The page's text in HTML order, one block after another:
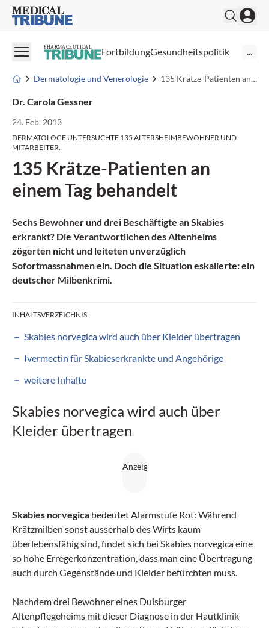
Medical Tribune
PHARMACEUTICAL FortbildungGesundheitspolitik ...
Dermatologie und Venerologie 135 Krätze-Patienten an einem Tag behandelt
Dr. Carola Gessner
24. Feb. 2013
DERMATOLOGE UNTERSUCHTE 135 ALTERSHEIMBEWOHNER UND -
MITARBEITER.
135 Krätze-Patienten an
einem Tag behandelt
Sechs Bewohner und drei Beschäftigte an Skabies
erkrankt? Die Verantwortlichen des Altenheims
zögerten nicht und leiteten unverzüglich
Sofortmassnahmen ein. Doch die Situation eskalierte: ein
deutscher Milbenkrimi.
INHALTSVERZEICHNIS
Skabies norvegica wird auch über Kleider übertragen
Ivermectin für Skabieserkrankte und Angehörige
weitere Inhalte
Skabies norvegica wird auch über
Kleider übertragen
Skabies norvegica bedeutet Alarmstufe Rot: Während
Krätzmilben sonst ausserhalb des Wirts kaum
überlebensfähig sind, findet sich bei Skabies norvegica eine
so hohe Erregerkonzentration, dass man eine Übertragung
auch durch Gegenstände und Kleider befürchten muss.
Nachdem drei Bewohner eines Duisburger
Altenpflegeheims mit dieser Diagnose in der Hautklinik